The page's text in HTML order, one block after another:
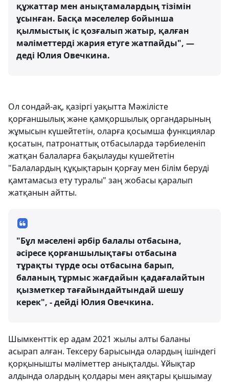
құжаттар мен анықтамалардың тізімін
ұсынған. Басқа мәселелер бойынша
қылмыстық іс қозғалып жатыр, қалған
мәліметтерді жария етуге жатпайды", —
деді Юлия Овечкина.
Ол сондай-ақ, қазіргі уақытта Мәжілісте
қорғаншылық және қамқоршылық органдарының
жұмысын күшейтетін, оларға қосымша функциялар
қосатын, патронаттық отбасыларда тәрбиеленіп
жатқан балаларға бақылауды күшейтетін
"Балалардың құқықтарын қорғау мен білім беруді
қамтамасыз ету туралы" заң жобасы қаралып
жатқанын айтты.
"Бұл мәселені әрбір балалы отбасына,
әсіресе қорғаншылықтағы отбасына
тұрақты түрде осы отбасына барып,
баланың тұрмыс жағдайын қадағалайтын
қызметкер тағайындайтындай шешу
керек", - дейді Юлия Овечкина.
Шымкенттік ер адам 2021 жылы алты баланы
асырап алған. Тексеру барысында олардың ішіндегі
қорқынышты мәліметтер анықталды. Ұйықтар
алдында олардың қолдары мен аяқтары қышымау